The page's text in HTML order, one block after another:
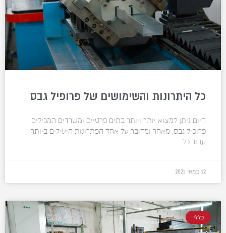
כל היתרונות והשימושים של פרופיל גבס
היום ניתן למצוא יותר ויותר בתים פרטיים ומשרדים המכילים
פרופיל גבס, מאחר ומדובר על אחד הפתרונות היעילים ביותר,
עבור כל
12 במאי 2021
כללי